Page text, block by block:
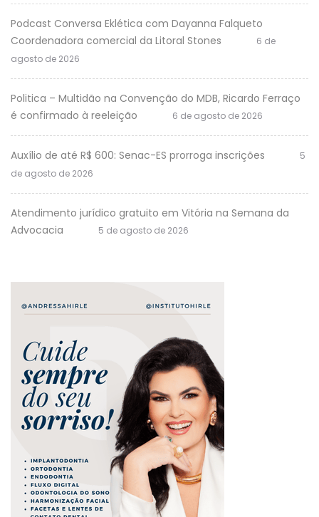
Podcast Conversa Eklética com Dayanna Falqueto
Coordenadora comercial da Litoral Stones
6 de
agosto de 2026
Politica – Multidão na Convenção do MDB, Ricardo Ferraço
é confirmado à reeleição
6 de agosto de 2026
Auxílio de até R$ 600: Senac-ES prorroga inscrições
5
de agosto de 2026
Atendimento jurídico gratuito em Vitória na Semana da
Advocacia
5 de agosto de 2026